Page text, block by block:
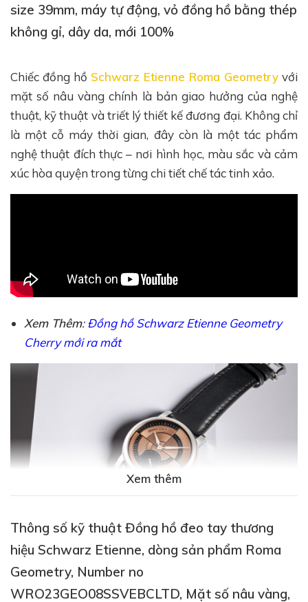
size 39mm, máy tự động, vỏ đồng hồ bằng thép
không gỉ, dây da, mới 100%
Chiếc đồng hồ Schwarz Etienne Roma Geometry với
mặt số nâu vàng chính là bản giao hưởng của nghệ
thuật, kỹ thuật và triết lý thiết kế đương đại. Không chỉ
là một cỗ máy thời gian, đây còn là một tác phẩm
nghệ thuật đích thực – nơi hình học, màu sắc và cảm
xúc hòa quyện trong từng chi tiết chế tác tinh xảo.
Xem Thêm:Đồng hồ Schwarz Etienne Geometry
Cherry mới ra mắt
Ấn tượng đầu tiên đến từ mặt số được chia ô với các
đườngvân Guillochéđồng tâm – một kỹ thuật chạm
Xem thêm
Thông số kỹ thuật Đồng hồ đeo tay thương
hiệu Schwarz Etienne, dòng sản phẩm Roma
Geometry, Number no
WRO23GEO08SSVEBCLTD, Mặt số nâu vàng,